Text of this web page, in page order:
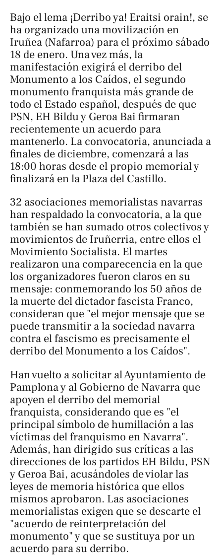
Bajo el lema ¡Derribo ya! Eraitsi orain!, se
ha organizado una movilización en
Iruñea (Nafarroa) para el próximo sábado
18 de enero. Una vez más, la
manifestación exigirá el derribo del
Monumento a los Caídos, el segundo
monumento franquista más grande de
todo el Estado español, después de que
PSN, EH Bildu y Geroa Bai firmaran
recientemente un acuerdo para
mantenerlo. La convocatoria, anunciada a
finales de diciembre, comenzará a las
18:00 horas desde el propio memorial y
finalizará en la Plaza del Castillo.
32 asociaciones memorialistas navarras
han respaldado la convocatoria, a la que
también se han sumado otros colectivos y
movimientos de Iruñerria, entre ellos el
Movimiento Socialista. El martes
realizaron una comparecencia en la que
los organizadores fueron claros en su
mensaje: conmemorando los 50 años de
la muerte del dictador fascista Franco,
consideran que "el mejor mensaje que se
puede transmitir a la sociedad navarra
contra el fascismo es precisamente el
derribo del Monumento a los Caídos".
Han vuelto a solicitar al Ayuntamiento de
Pamplona y al Gobierno de Navarra que
apoyen el derribo del memorial
franquista, considerando que es "el
principal símbolo de humillación a las
víctimas del franquismo en Navarra".
Además, han dirigido sus críticas a las
direcciones de los partidos EH Bildu, PSN
y Geroa Bai, acusándoles de violar las
leyes de memoria histórica que ellos
mismos aprobaron. Las asociaciones
memorialistas exigen que se descarte el
"acuerdo de reinterpretación del
monumento" y que se sustituya por un
acuerdo para su derribo.